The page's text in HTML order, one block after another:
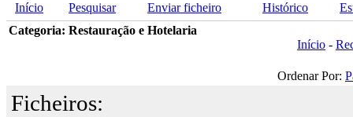
Início Pesquisar Enviar ficheiro Histórico
Categoria: Restauração e Hotelaria
Início -
Ordenar Por:
Ficheiros: